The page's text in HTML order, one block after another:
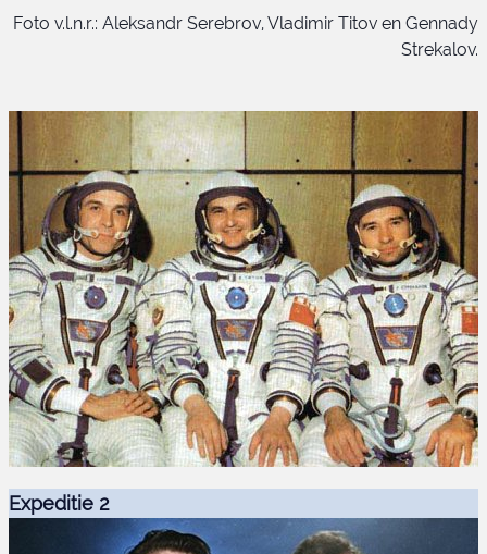
Foto v.l.n.r.: Aleksandr Serebrov, Vladimir Titov en Gennady
Strekalov.
Expeditie 2